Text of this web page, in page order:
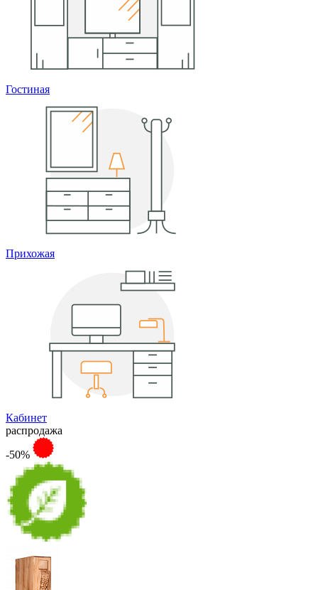
Гостиная
Прихожая
Кабинет
распродажа
-50%